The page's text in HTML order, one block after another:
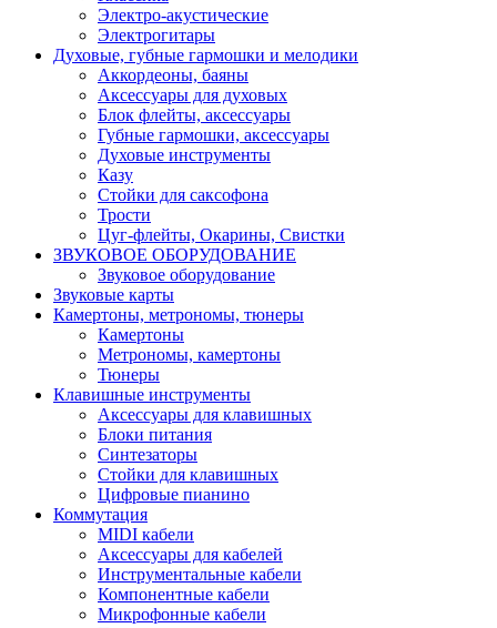
Электро-акустические
Электрогитары
Духовые, губные гармошки и мелодики
Аккордеоны, баяны
Аксессуары для духовых
Блок флейты, аксессуары
Губные гармошки, аксессуары
Духовые инструменты
Казу
Стойки для саксофона
Трости
Цуг-флейты, Окарины, Свистки
ЗВУКОВОЕ ОБОРУДОВАНИЕ
Звуковое оборудование
Звуковые карты
Камертоны, метрономы, тюнеры
Камертоны
Метрономы, камертоны
Тюнеры
Клавишные инструменты
Аксессуары для клавишных
Блоки питания
Синтезаторы
Стойки для клавишных
Цифровые пианино
Коммутация
MIDI кабели
Аксессуары для кабелей
Инструментальные кабели
Компонентные кабели
Микрофонные кабели